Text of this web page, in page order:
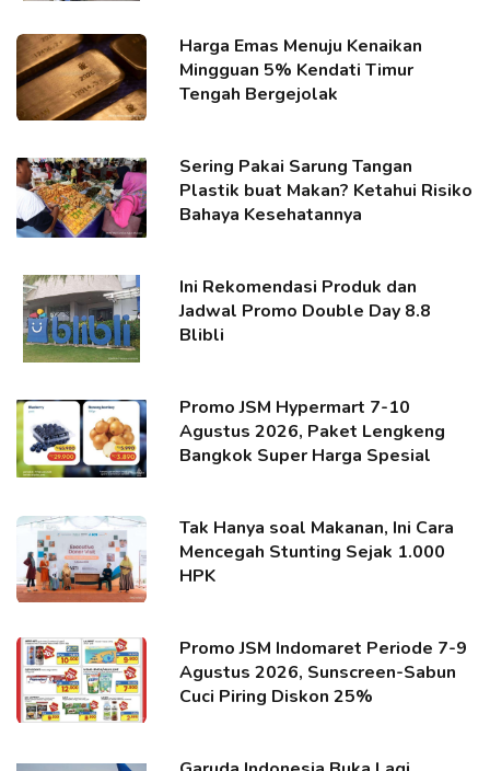
Harga Emas Menuju Kenaikan
Mingguan 5% Kendati Timur
Tengah Bergejolak
Sering Pakai Sarung Tangan
Plastik buat Makan? Ketahui Risiko
Bahaya Kesehatannya
Ini Rekomendasi Produk dan
Jadwal Promo Double Day 8.8
Blibli
Promo JSM Hypermart 7-10
Agustus 2026, Paket Lengkeng
Bangkok Super Harga Spesial
Tak Hanya soal Makanan, Ini Cara
Mencegah Stunting Sejak 1.000
HPK
Promo JSM Indomaret Periode 7-9
Agustus 2026, Sunscreen-Sabun
Cuci Piring Diskon 25%